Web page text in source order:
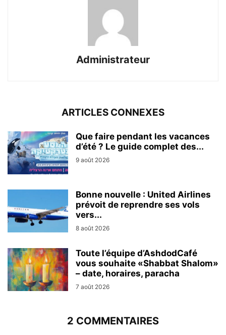
Administrateur
ARTICLES CONNEXES
Que faire pendant les vacances
d’été ? Le guide complet des...
9 août 2026
Bonne nouvelle : United Airlines
prévoit de reprendre ses vols
vers...
8 août 2026
Toute l’équipe d’AshdodCafé
vous souhaite «Shabbat Shalom»
– date, horaires, paracha
7 août 2026
2 COMMENTAIRES